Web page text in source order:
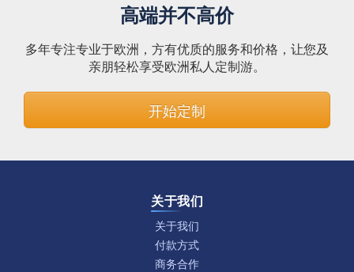
高端并不高价
多年专注专业于欧洲，方有优质的服务和价格，让您及
亲朋轻松享受欧洲私人定制游。
开始定制
关于我们
关于我们
付款方式
商务合作